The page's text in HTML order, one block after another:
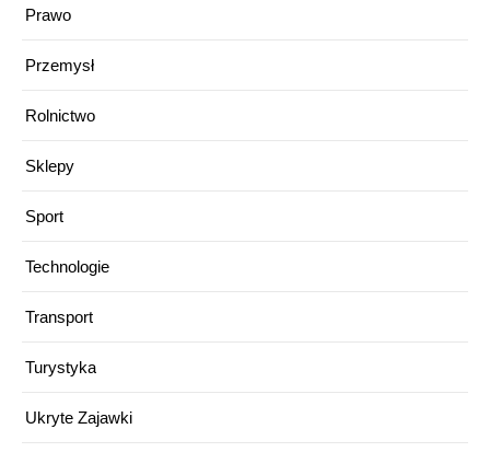
Prawo
Przemysł
Rolnictwo
Sklepy
Sport
Technologie
Transport
Turystyka
Ukryte Zajawki